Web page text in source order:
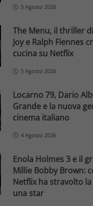
5 Agosto 2026
The Menu, il thriller
Joy e Ralph Fiennes
cucina su Netflix
5 Agosto 2026
Locarno 79, Dario
Grande e la nuova
cinema italiano
4 Agosto 2026
Enola Holmes 3 e il
Millie Bobby Brown:
Netflix ha stravolto
una star